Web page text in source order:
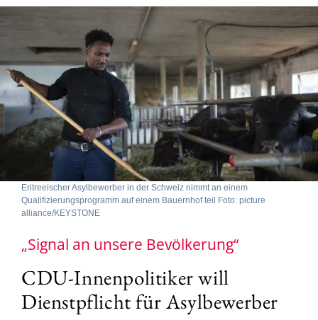
Eritreeischer Asylbewerber in der Schweiz nimmt an einem
Qualifizierungsprogramm auf einem Bauernhof teil Foto: picture
alliance/KEYSTONE
„Signal an unsere Bevölkerung“
CDU-Innenpolitiker will
Dienstpflicht für Asylbewerber